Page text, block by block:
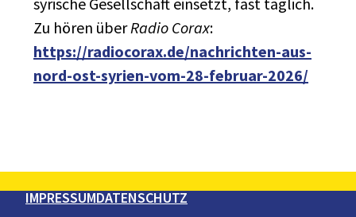
Zu hören überRadio Corax:
https://radiocorax.de/nachrichten-aus-
nord-ost-syrien-vom-28-februar-2026/
IMPRESSUMDATENSCHUTZ